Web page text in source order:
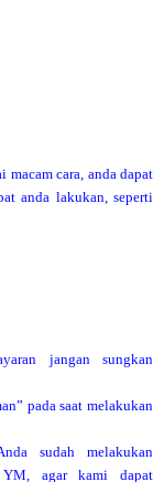
macam cara, anda dapat
anda lakukan, seperti
jangan sungkan
pada saat melakukan
sudah melakukan
agar kami dapat